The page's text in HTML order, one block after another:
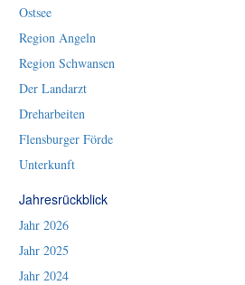
Ostsee
Region Angeln
Region Schwansen
Der Landarzt
Dreharbeiten
Flensburger Förde
Unterkunft
Jahresrückblick
Jahr 2026
Jahr 2025
Jahr 2024